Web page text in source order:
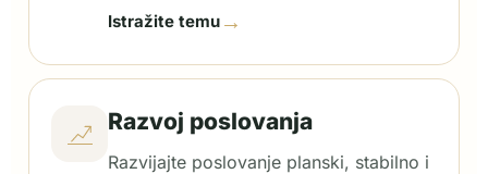
Istražite temu →
Razvoj poslovanja
Razvijajte poslovanje planski, stabilno i